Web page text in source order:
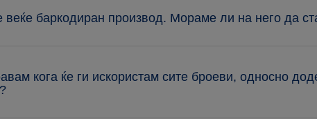
веќе баркодиран производ. Мораме ли на него да
кога ќе ги искористам сите броеви, односно